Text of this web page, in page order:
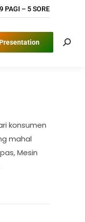
PAGI – 5 SORE
Presentation
konsumen
mahal
Mesin